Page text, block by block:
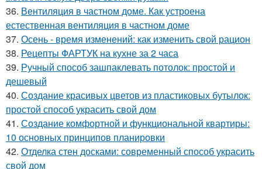
36. Вентиляция в частном доме. Как устроена
естественная вентиляция в частном доме
37. Осень - время изменений: как изменить свой рацион
38. Рецепты ФАРТУК на кухне за 2 часа
39. Ручный способ зашпаклевать потолок: простой и
дешевый
40. Создание красивых цветов из пластиковых бутылок:
простой способ украсить свой дом
41. Создание комфортной и функциональной квартиры:
10 основных принципов планировки
42. Отделка стен досками: современный способ украсить
свой дом